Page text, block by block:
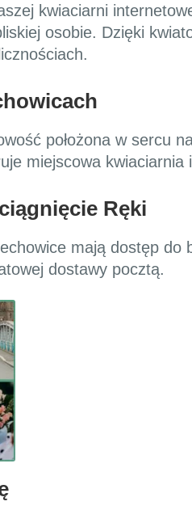
kwiaciarni
osobie. Dzięki
położona w sercu
miejscowa kwiaciarnia
Ręki
mają dostęp
dostawy pocztą.